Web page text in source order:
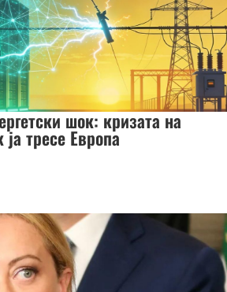
шок: кризата на
тресе Европа